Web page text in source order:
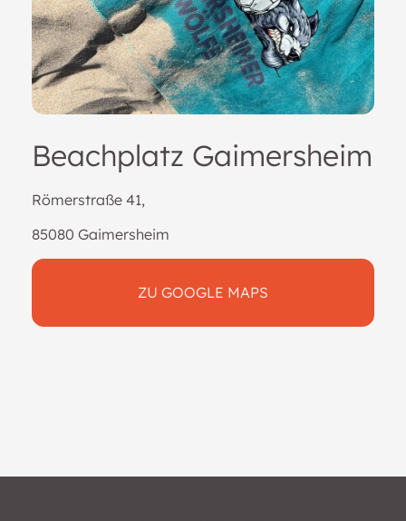
Beachplatz Gaimersheim
Römerstraße 41,
85080 Gaimersheim
ZU GOOGLE MAPS